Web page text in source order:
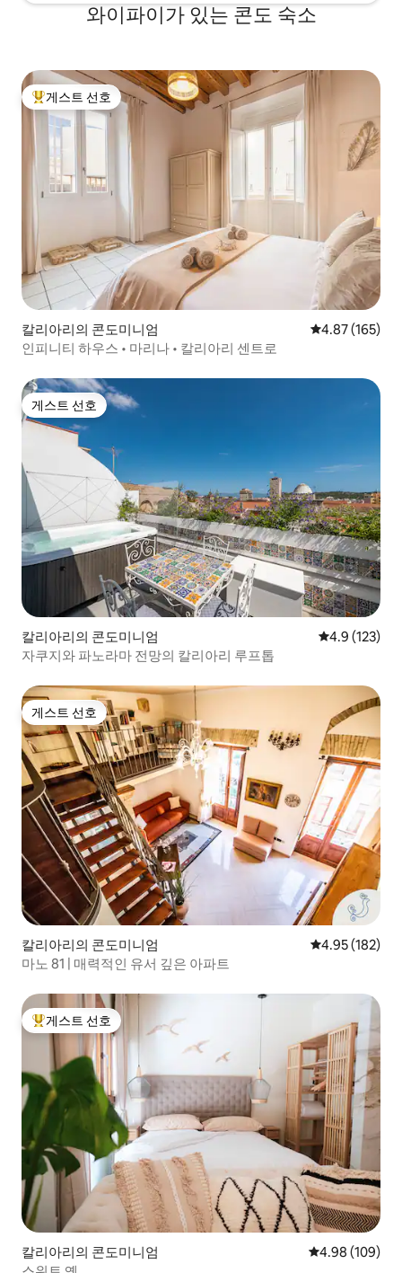
와이파이가 있는 콘도 숙소
상위 게스트 선호
게스트 선호
칼리아리의 콘도미니엄 평점 4.87점(5
4.87 (165)
인피니티 하우스 • 마리나 • 칼리아리 센트로
게스트 선호
게스트 선호
칼리아리의 콘도미니엄 평점 4.9점(5
4.9 (123)
자쿠지와 파노라마 전망의 칼리아리 루프톱
게스트 선호
게스트 선호
칼리아리의 콘도미니엄 평점 4.95점(5
4.95 (182)
마노 81 | 매력적인 유서 깊은 아파트
상위 게스트 선호
게스트 선호
칼리아리의 콘도미니엄 평점 4.98점(5
4.98 (109)